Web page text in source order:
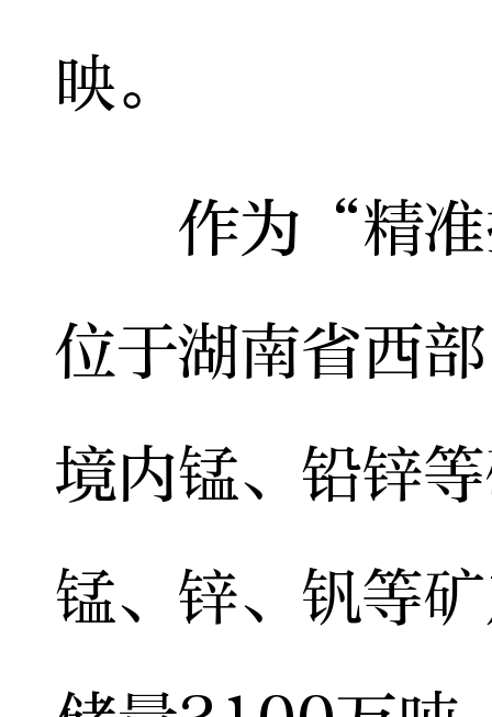
映。
作为“精准
位于湖南省西
境内锰、铅锌
锰、锌、钒等